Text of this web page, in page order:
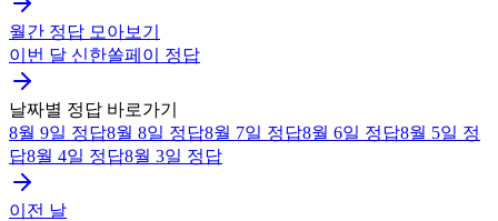
월간 정답 모아보기
이번 달 신한쏠페이 정답
날짜별 정답 바로가기
8월 9일 정답8월 8일 정답8월 7일 정답8월 6일 정답8월 5일 정
답8월 4일 정답8월 3일 정답
이전 날